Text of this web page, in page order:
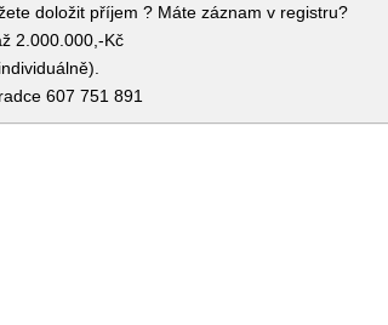
doložit příjem ? Máte záznam v registru?
2.000.000,-Kč
607 751 891